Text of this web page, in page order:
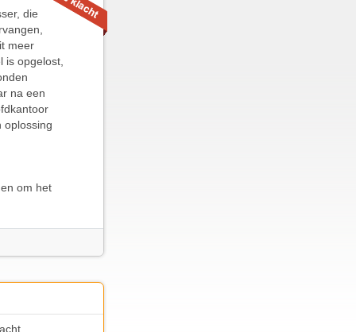
die
meer
is opgelost,
na een
oplossing
om het